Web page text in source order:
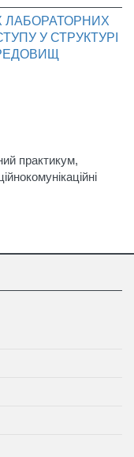
ЛАБОРАТОРНИХ
У СТРУКТУРІ
практикум,